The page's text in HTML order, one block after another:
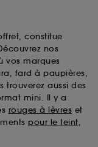
constitue
nos
vos marques
fard à paupières,
trouverez aussi des
mini. Il y a
rouges à lèvres et
pour le teint,